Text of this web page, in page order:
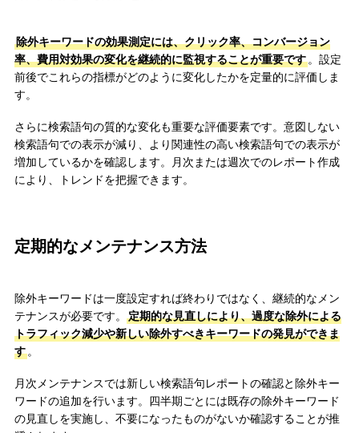
除外キーワードの効果測定には、クリック率、コンバージョン
率、費用対効果の変化を継続的に監視することが重要です。設定
前後でこれらの指標がどのように変化したかを定量的に評価しま
す。
さらに検索語句の質的な変化も重要な評価要素です。意図しない
検索語句での表示が減り、より関連性の高い検索語句での表示が
増加しているかを確認します。月次または週次でのレポート作成
により、トレンドを把握できます。
定期的なメンテナンス方法
除外キーワードは一度設定すれば終わりではなく、継続的なメン
テナンスが必要です。
定期的な見直しにより、過度な除外による
トラフィック減少や新しい除外すべきキーワードの発見ができま
す。
月次メンテナンスでは新しい検索語句レポートの確認と除外キー
ワードの追加を行います。四半期ごとには既存の除外キーワード
の見直しを実施し、不要になったものがないか確認することが推